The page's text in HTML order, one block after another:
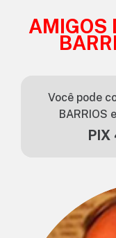
AMIGOS
Você pode
BARRIOS